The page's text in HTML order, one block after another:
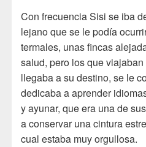
Con frecuencia Sisi se iba
lejano que se le podía
termales, unas fincas
salud, pero los que
llegaba a su destino, se le
dedicaba a aprender
y ayunar, que era una de
a conservar una cintura
cual estaba muy orgullosa.